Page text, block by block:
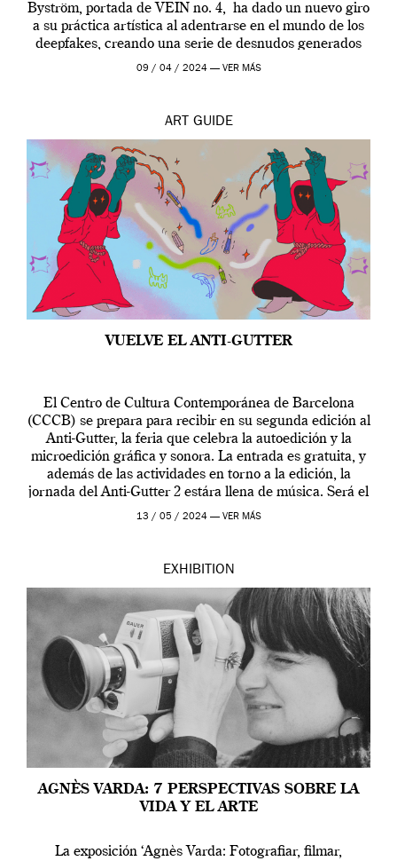
Byström, portada de VEIN no. 4, ha dado un nuevo giro
a su práctica artística al adentrarse en el mundo de los
deepfakes, creando una serie de desnudos generados
por […]
09 / 04 / 2024 — VER MÁS
ART GUIDE
VUELVE EL ANTI-GUTTER
El Centro de Cultura Contemporánea de Barcelona
(CCCB) se prepara para recibir en su segunda edición al
Anti-Gutter, la feria que celebra la autoedición y la
microedición gráfica y sonora. La entrada es gratuita, y
además de las actividades en torno a la edición, la
jornada del Anti-Gutter 2 estára llena de música. Será el
[…]
13 / 05 / 2024 — VER MÁS
EXHIBITION
AGNÈS VARDA: 7 PERSPECTIVAS SOBRE LA
VIDA Y EL ARTE
La exposición ‘Agnès Varda: Fotografiar, filmar,